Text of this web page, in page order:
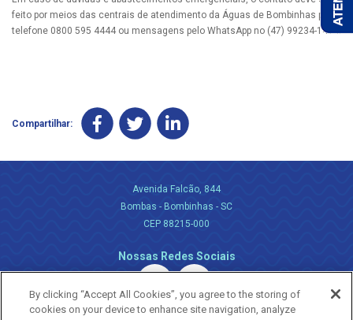
feito por meios das centrais de atendimento da Águas de Bombinhas pelo
telefone 0800 595 4444 ou mensagens pelo WhatsApp no (47) 99234-1414.
Compartilhar:
Avenida Falcão, 844
Bombas - Bombinhas - SC
CEP 88215-000
Nossas Redes Sociais
By clicking “Accept All Cookies”, you agree to the storing of
cookies on your device to enhance site navigation, analyze